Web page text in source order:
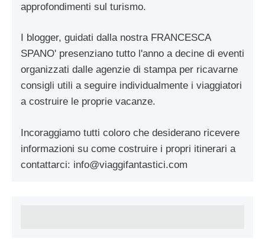
approfondimenti sul turismo.
I blogger, guidati dalla nostra FRANCESCA
SPANO' presenziano tutto l'anno a decine di eventi
organizzati dalle agenzie di stampa per ricavarne
consigli utili a seguire individualmente i viaggiatori
a costruire le proprie vacanze.
Incoraggiamo tutti coloro che desiderano ricevere
informazioni su come costruire i propri itinerari a
contattarci: info@viaggifantastici.com